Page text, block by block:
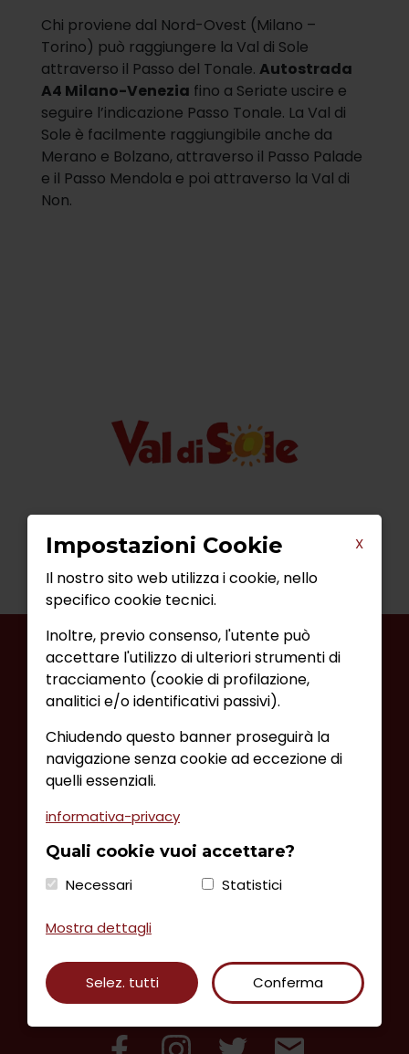
Chi proviene dal Nord-Ovest (Milano –
Torino) può raggiungere la Val di Sole
attraverso il Passo del Tonale. Autostrada
A4 Milano-Venezia fino a Seriate uscire e
seguire l’indicazione Passo Tonale. La Val di
Sole è facilmente raggiungibile anche da
Merano e Bolzano, attraverso il Passo Palade
e il Passo Mendola e poi attraverso la Val di
Non.
INFORMATIVA DATI
PRIVACY E COOKIE POLICY
AMMINISTRAZIONE TRASPARENTE
RICHIEDI INFORMAZIONI
Ufficio Informazioni Vermiglio
Via di Borgonuovo, 15 c/o Polo Culturale
P.IVA/CF 01582980221
X
Impostazioni Cookie
Il nostro sito web utilizza i cookie, nello
specifico cookie tecnici.
Inoltre, previo consenso, l'utente può
accettare l'utilizzo di ulteriori strumenti di
tracciamento (cookie di profilazione,
analitici e/o identificativi passivi).
Chiudendo questo banner proseguirà la
navigazione senza cookie ad eccezione di
quelli essenziali.
informativa-privacy
Quali cookie vuoi accettare?
Necessari Statistici
Mostra dettagli
Selez. tutti Conferma